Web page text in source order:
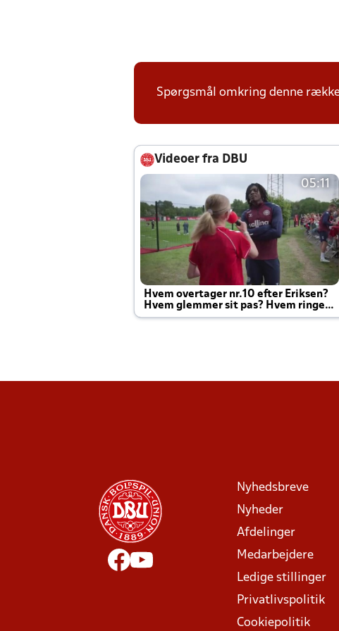
Spørgsmål omkring denne
Videoer fra DBU
05:11
Hvem overtager nr.10 efter Eriksen?
Hvem glemmer sit pas? Hvem ringer
Joachim altid til efter kampe?
Nyhedsbreve
Nyheder
Afdelinger
Medarbejdere
Ledige stillinger
Privatlivspolitik
Cookiepolitik